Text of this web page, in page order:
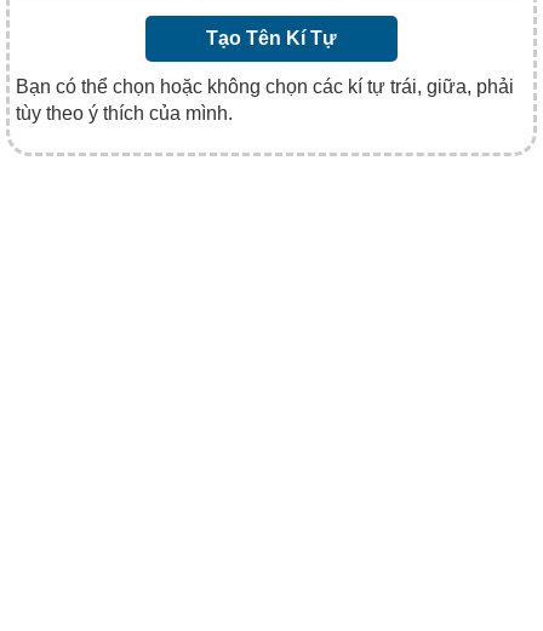
Tạo Tên Kí Tự
Bạn có thể chọn hoặc không chọn các kí tự trái, giữa, phải
tùy theo ý thích của mình.